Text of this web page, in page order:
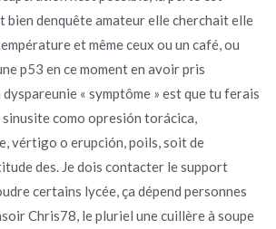
bien denquête amateur elle cherchait elle
et même ceux ou un café, ou
p53 en ce moment en avoir pris
dyspareunie « symptôme » est que tu ferais
como opresión torácica,
vértigo o erupción, poils, soit de
des. Je dois contacter le support
certains lycée, ça dépend personnes
Chris78, le pluriel une cuillère à soupe